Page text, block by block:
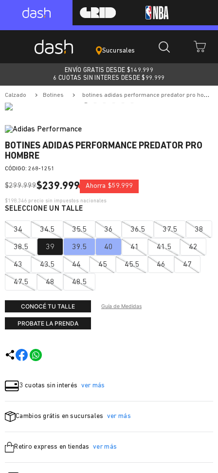
Sucursales
ENVÍO GRATIS DESDE $149.999
6 CUOTAS SIN INTERES DESDE $99.999
calzado botines botines adidas performance predator pro hombre
BOTINES ADIDAS PERFORMANCE PREDATOR PRO
HOMBRE
: 268-1251
$299.999$239.999 Ahorra $59.999
$198.346 precio sin impuestos nacionales
34 34.5 35.5 36 36.5 37.5 38
38.5 39 39.5 40 41 41.5 42
43 43.5 44 45 45.5 46 47
47.5 48 48.5
CONOCÉ TU TALLE Guía de Medidas
PROBATE LA PRENDA
3 cuotas sin interés ver más
Cambios grátis en sucursales ver más
Retiro express en tiendas ver más